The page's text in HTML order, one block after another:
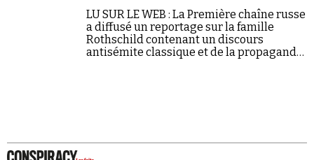
LU SUR LE WEB : La Première chaîne russe
a diffusé un reportage sur la famille
Rothschild contenant un discours
antisémite classique et de la propagande